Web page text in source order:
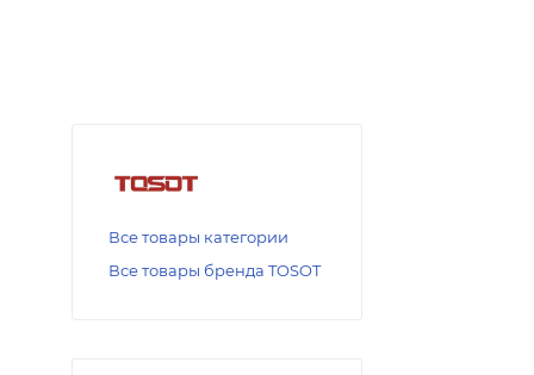
Все товары категории
Все товары бренда TOSOT